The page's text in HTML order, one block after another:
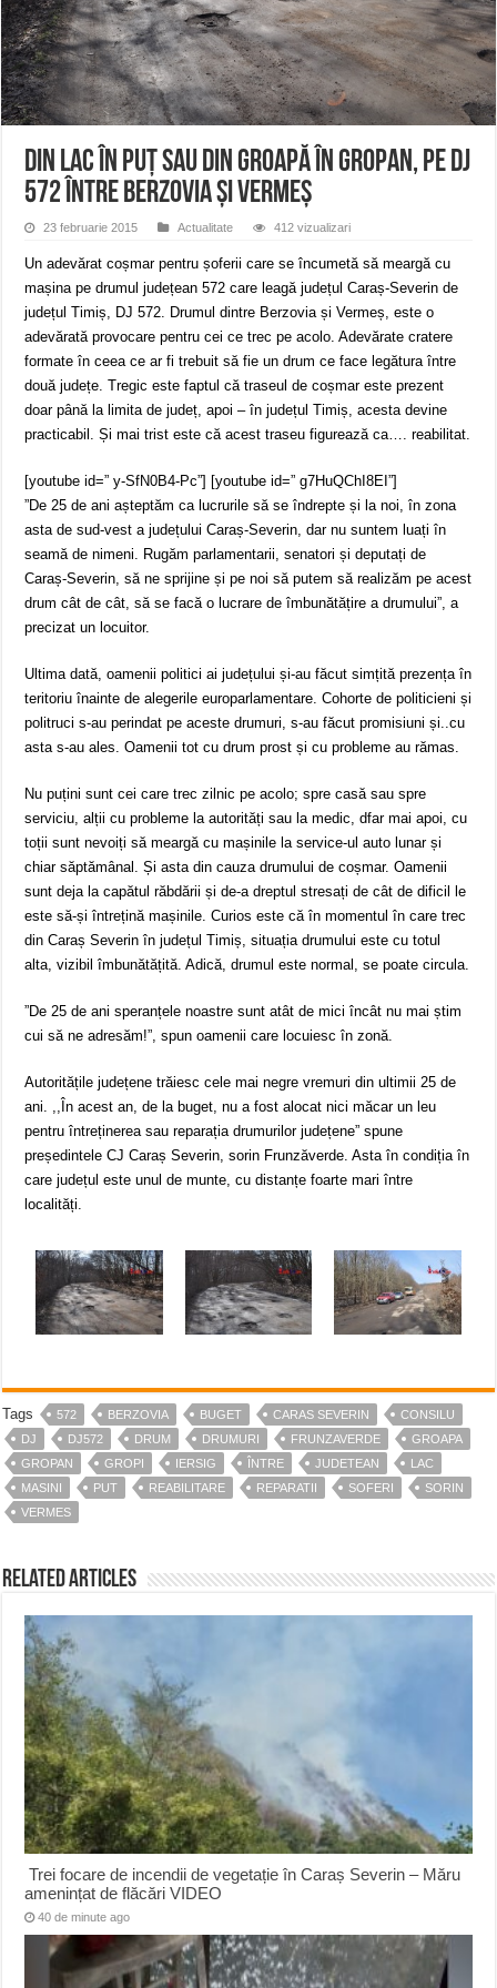
Ștrandul Termal Ring din Oravița – locul unde natura a ascuns un izvor de
Miresme de lavandă, mentă și flori de vară și râsete de copii la Carașova VIDEO
Din lac în puț sau din groapă în gropan, pe DJ
572 între Berzovia și Vermeș
23 februarie 2015 Actualitate 412 vizualizari
Un adevărat coșmar pentru șoferii care se încumetă să meargă cu
mașina pe drumul județean 572 care leagă județul Caraș-Severin de
județul Timiș, DJ 572. Drumul dintre Berzovia și Vermeș, este o
adevărată provocare pentru cei ce trec pe acolo. Adevărate cratere
formate în ceea ce ar fi trebuit să fie un drum ce face legătura între
două județe. Tregic este faptul că traseul de coșmar este prezent
doar până la limita de județ, apoi – în județul Timiș, acesta devine
practicabil. Și mai trist este că acest traseu figurează ca…. reabilitat.
[youtube id=” y-SfN0B4-Pc”] [youtube id=” g7HuQChI8EI”]
”De 25 de ani așteptăm ca lucrurile să se îndrepte și la noi, în zona
asta de sud-vest a județului Caraș-Severin, dar nu suntem luați în
seamă de nimeni. Rugăm parlamentarii, senatori și deputați de
Caraș-Severin, să ne sprijine și pe noi să putem să realizăm pe acest
drum cât de cât, să se facă o lucrare de îmbunătățire a drumului”, a
precizat un locuitor.
Ultima dată, oamenii politici ai județului și-au făcut simțită prezența în
teritoriu înainte de alegerile europarlamentare. Cohorte de politicieni și
politruci s-au perindat pe aceste drumuri, s-au făcut promisiuni și..cu
asta s-au ales. Oamenii tot cu drum prost și cu probleme au rămas.
Nu puțini sunt cei care trec zilnic pe acolo; spre casă sau spre
serviciu, alții cu probleme la autorități sau la medic, dfar mai apoi, cu
toții sunt nevoiți să meargă cu mașinile la service-ul auto lunar și
chiar săptămânal. Și asta din cauza drumului de coșmar. Oamenii
sunt deja la capătul răbdării și de-a dreptul stresați de cât de dificil le
este să-și întrețină mașinile. Curios este că în momentul în care trec
din Caraș Severin în județul Timiș, situația drumului este cu totul
alta, vizibil îmbunătățită. Adică, drumul este normal, se poate circula.
”De 25 de ani speranțele noastre sunt atât de mici încât nu mai știm
cui să ne adresăm!”, spun oamenii care locuiesc în zonă.
Autoritățile județene trăiesc cele mai negre vremuri din ultimii 25 de
ani. ,,În acest an, de la buget, nu a fost alocat nici măcar un leu
pentru întreținerea sau reparația drumurilor județene” spune
președintele CJ Caraș Severin, sorin Frunzăverde. Asta în condiția în
care județul este unul de munte, cu distanțe foarte mari între
localități.
Tags 572 BERZOVIA BUGET CARAS SEVERIN
CONSILU
DJ
DJ572 DRUM DRUMURI FRUNZAVERDE
GROAPA
GROPAN
GROPI IERSIG ÎNTRE JUDETEAN
LAC
MASINI
PUT REABILITARE REPARATII SOFERI
SORIN
VERMES
Related Articles
Trei focare de incendii de vegetație în Caraș Severin – Măru
amenințat de flăcări VIDEO
40 de minute ago